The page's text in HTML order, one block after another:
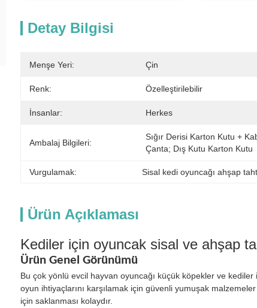
Detay Bilgisi
Menşe Yeri: Çin
Renk: Özelleştirilebilir
İnsanlar: Herkes
Ambalaj Bilgileri:
Sığır Derisi Karton Kutu +
Çanta; Dış Kutu Karton Kutu
Vurgulamak: Sisal kedi oyuncağı ahşap
Ürün Açıklaması
Kediler için oyuncak sisal ve ahşap
Ürün Genel Görünümü
Bu çok yönlü evcil hayvan oyuncağı küçük köpekler ve
oyun ihtiyaçlarını karşılamak için güvenli yumuşak malzemeler
için saklanması kolaydır.